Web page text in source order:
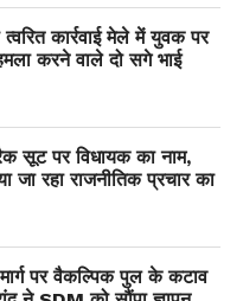
कार्रवाई मेले में युवक पर
करने वाले दो सगे भाई
सूट पर विधायक का नाम,
जा रहा राजनीतिक प्रचार का
मार्ग पर वैकल्पिक पुल के कटाव